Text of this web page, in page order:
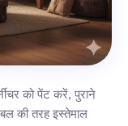
को पेंट करें, पुराने
की तरह इस्तेमाल